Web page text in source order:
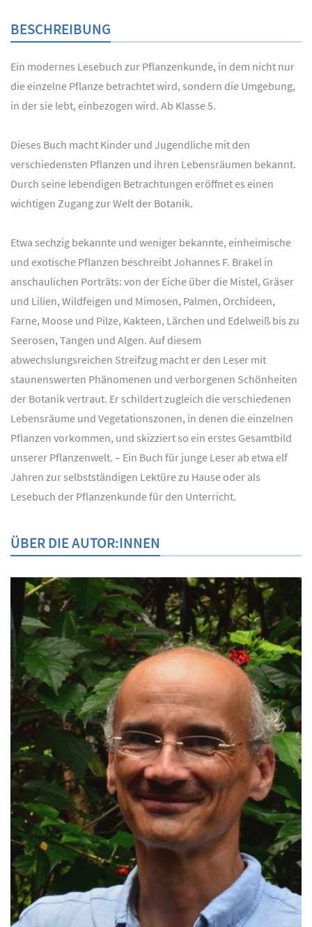
BESCHREIBUNG
Ein modernes Lesebuch zur Pflanzenkunde, in dem nicht nur
die einzelne Pflanze betrachtet wird, sondern die Umgebung,
in der sie lebt, einbezogen wird. Ab Klasse 5.
Dieses Buch macht Kinder und Jugendliche mit den
verschiedensten Pflanzen und ihren Lebensräumen bekannt.
Durch seine lebendigen Betrachtungen eröffnet es einen
wichtigen Zugang zur Welt der Botanik.
Etwa sechzig bekannte und weniger bekannte, einheimische
und exotische Pflanzen beschreibt Johannes F. Brakel in
anschaulichen Porträts: von der Eiche über die Mistel, Gräser
und Lilien, Wildfeigen und Mimosen, Palmen, Orchideen,
Farne, Moose und Pilze, Kakteen, Lärchen und Edelweiß bis zu
Seerosen, Tangen und Algen. Auf diesem
abwechslungsreichen Streifzug macht er den Leser mit
staunenswerten Phänomenen und verborgenen Schönheiten
der Botanik vertraut. Er schildert zugleich die verschiedenen
Lebensräume und Vegetationszonen, in denen die einzelnen
Pflanzen vorkommen, und skizziert so ein erstes Gesamtbild
unserer Pflanzenwelt. – Ein Buch für junge Leser ab etwa elf
Jahren zur selbstständigen Lektüre zu Hause oder als
Lesebuch der Pflanzenkunde für den Unterricht.
ÜBER DIE AUTOR:INNEN